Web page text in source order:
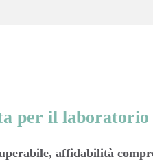
per il laboratorio
affidabilità